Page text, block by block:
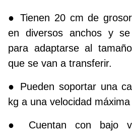
● Tienen 20 cm de
en diversos anchos y
para adaptarse al
que se van a transferir.
● Pueden soportar una
kg a una velocidad
● Cuentan con bajo